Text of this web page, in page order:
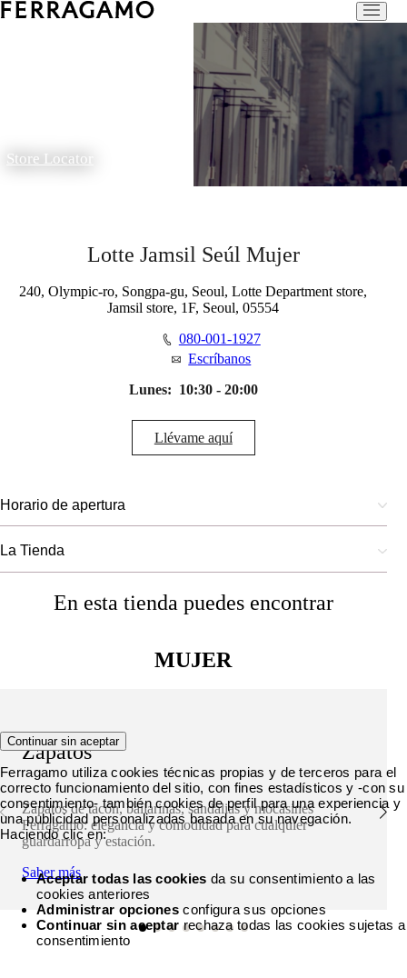
Store Locator
Lotte Jamsil Seúl Mujer
240, Olympic-ro, Songpa-gu, Seoul, Lotte Department store,
Jamsil store, 1F, Seoul, 05554
080-001-1927
Escríbanos
Lunes: 10:30 - 20:00
Llévame aquí
Horario de apertura
La Tienda
En esta tienda puedes encontrar
MUJER
Zapatos
Zapatos de tacón, bailarinas, sandalias y mocasines
Ferragamo: elegancia y comodidad para cualquier
guardarropa y estación.
Saber más
Continuar sin aceptar
Ferragamo utiliza cookies técnicas propias y de terceros para el
correcto funcionamiento del sitio, con fines estadísticos y -con su
consentimiento- también cookies de perfil para una experiencia y
una publicidad personalizadas basada en su navegación.
Haciendo clic en:
Aceptar todas las cookies da su consentimiento a las
cookies anteriores
Administrar opciones configura sus opciones
Continuar sin aceptar rechaza todas las cookies sujetas a
consentimiento